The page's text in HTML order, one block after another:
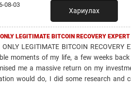
08-03
Хариулах
LEGITIMATE BITCOIN RECOVERY
ONLY LEGITIMATE BITCOIN
moments of my life, a few weeks
me a massive return on my
would do, I did some research and